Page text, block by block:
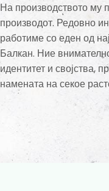
На производството му
производот. Редовно
работиме со еден од
Балкан. Ние
идентитет и својства,
намената на секое